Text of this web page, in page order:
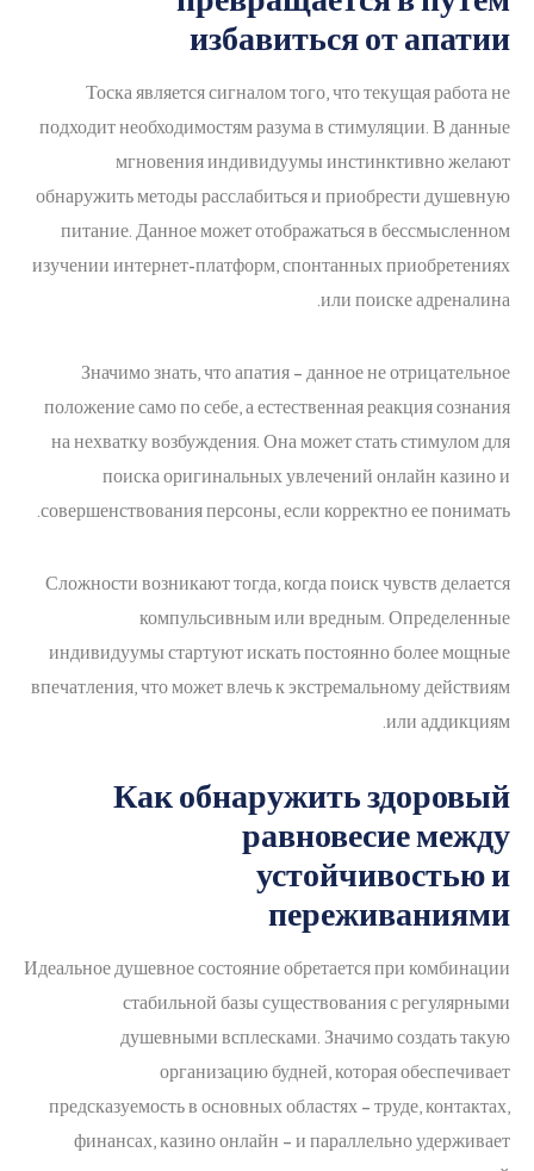
избавиться от апатии
Тоска является сигналом того, что текущая работа не
подходит необходимостям разума в стимуляции. В данные
мгновения индивидуумы инстинктивно желают
обнаружить методы расслабиться и приобрести душевную
питание. Данное может отображаться в бессмысленном
изучении интернет-платформ, спонтанных приобретениях
или поиске адреналина.
Значимо знать, что апатия – данное не отрицательное
положение само по себе, а естественная реакция сознания
на нехватку возбуждения. Она может стать стимулом для
поиска оригинальных увлечений онлайн казино и
совершенствования персоны, если корректно ее понимать.
Сложности возникают тогда, когда поиск чувств делается
компульсивным или вредным. Определенные
индивидуумы стартуют искать постоянно более мощные
впечатления, что может влечь к экстремальному действиям
или аддикциям.
Как обнаружить здоровый
равновесие между
устойчивостью и
переживаниями
Идеальное душевное состояние обретается при комбинации
стабильной базы существования с регулярными
душевными всплесками. Значимо создать такую
организацию будней, которая обеспечивает
предсказуемость в основных областях – труде, контактах,
финансах, казино онлайн – и параллельно удерживает